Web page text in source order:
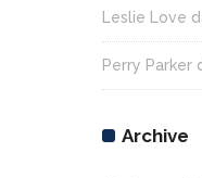
Leslie Love
Perry Parker
Archive